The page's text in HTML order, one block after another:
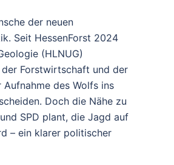
der neuen
Seit HessenForst 2024
(HLNUG)
Forstwirtschaft und der
des Wolfs ins
Doch die Nähe zu
SPD plant, die Jagd auf
– ein klarer politischer